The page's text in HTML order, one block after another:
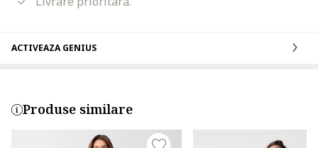
ACTIVEAZA GENIUS
Produse similare